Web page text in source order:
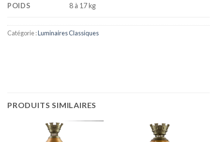
POIDS 8 à 17 kg
Catégorie :Luminaires Classiques
PRODUITS SIMILAIRES